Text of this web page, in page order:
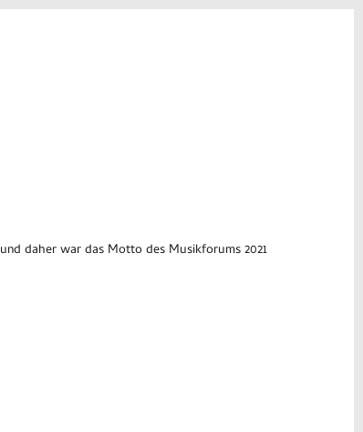
und daher war das Motto des Musikforums 2021